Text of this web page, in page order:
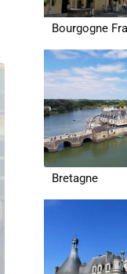
Bourgogne
Bretagne